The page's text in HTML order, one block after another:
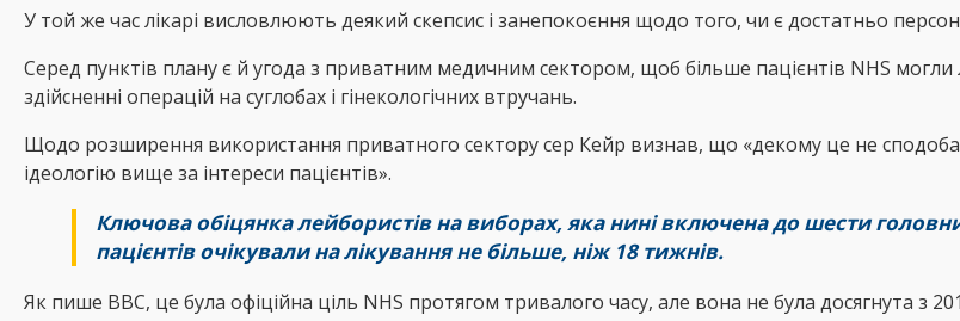
У той же час лікарі висловлюють деякий скепсис і занепокоєння щодо того, чи є достатньо
Серед пунктів плану є й угода з приватним медичним сектором, щоб більше пацієнтів NHS могли
здійсненні операцій на суглобах і гінекологічних втручань.
Щодо розширення використання приватного сектору сер Кейр визнав, що «декому це не
ідеологію вище за інтереси пацієнтів».
Ключова обіцянка лейбористів на виборах, яка нині включена до шести
пацієнтів очікували на лікування не більше, ніж 18 тижнів.
Як пише ВВС, це була офіційна ціль NHS протягом тривалого часу, але вона не була досягнута з